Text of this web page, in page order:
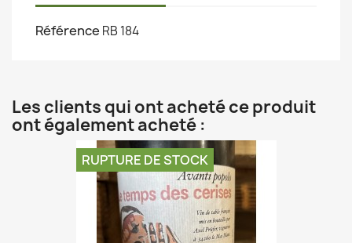
Référence RB 184
Les clients qui ont acheté ce produit
ont également acheté :
RUPTURE DE STOCK